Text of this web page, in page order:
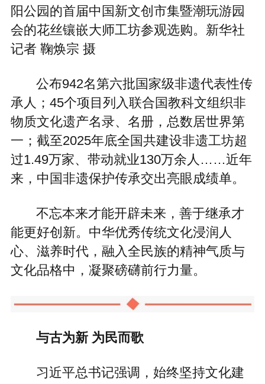
阳公园的首届中国新文创市集暨潮玩游园
会的花丝镶嵌大师工坊参观选购。新华社
记者 鞠焕宗 摄
公布942名第六批国家级非遗代表性传
承人；45个项目列入联合国教科文组织非
物质文化遗产名录、名册，总数居世界第
一；截至2025年底全国共建设非遗工坊超
过1.49万家、带动就业130万余人……近年
来，中国非遗保护传承交出亮眼成绩单。
不忘本来才能开辟未来，善于继承才
能更好创新。中华优秀传统文化浸润人
心、滋养时代，融入全民族的精神气质与
文化品格中，凝聚磅礴前行力量。
与古为新 为民而歌
习近平总书记强调，始终坚持文化建